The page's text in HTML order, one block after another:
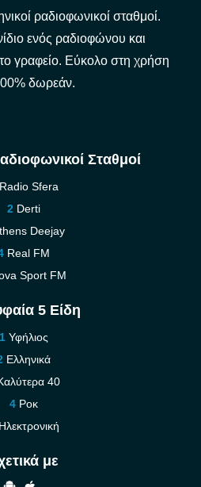
ραδιοφωνικοί σταθμοί.
ενός ραδιοφώνου και
γραφείο. Εύκολο στη χρήση
δωρεάν.
Σταθμοί
Radio Sfera
Derti
Deejay
Real FM
Sport FM
5 Είδη
Υφήλιος
Ελληνικά
40
Ροκ
Ηλεκτρονική
με